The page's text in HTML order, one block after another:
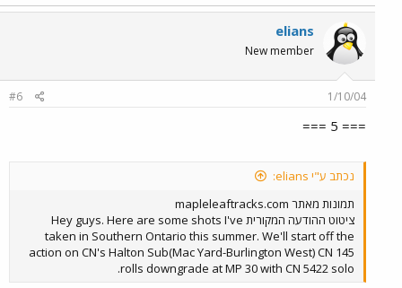
elians
New member
1/10/04
#6
=== 5 ===
נכתב ע"י elians:
תמונות מאתר mapleleaftracks.com
ציטוט ההודעה המקורית Hey guys. Here are some shots I've
taken in Southern Ontario this summer. We'll start off the
action on CN's Halton Sub(Mac Yard-Burlington West) CN 145
rolls downgrade at MP 30 with CN 5422 solo.